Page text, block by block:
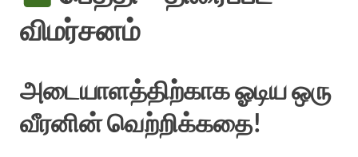
விமர்சனம்
அடையாளத்திற்காக ஓடிய ஒரு
வீரனின் வெற்றிக்கதை!